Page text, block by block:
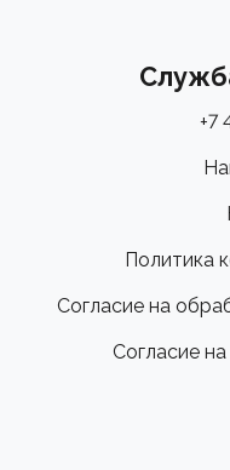
+7
Политика
Согласие на
Согласие